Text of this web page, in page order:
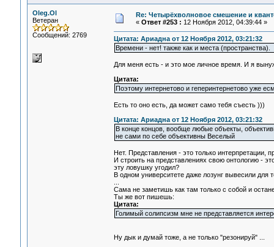
Oleg.Ol
Ветеран
Сообщений: 2769
Re: Четырёхволновое смешение и
« Ответ #253 : 12 Ноября 2012, 04:39:44 »
Цитата: Ариадна от 12 Ноября 2012, 03:21:32
Времени - нет! также как и места (пространства).
Для меня есть - и это мое личное время. И я
Цитата:
Поэтому интернетово и геперинтернетово уже
Есть то оно есть, да может само тебя съесть )))
Цитата: Ариадна от 12 Ноября 2012, 03:21:32
В конце концов, вообще любые объекты,
не сами по себе объективны Веселый
Нет. Представления - это только интерпретации,
И строить на представлениях свою онтологию -
эту ловушку угодил?
В одном университете даже лозунг вывесили для
Сама не заметишь как там только с собой и
Ты же вот пишешь:
Цитата:
Голимый солипсизм мне не представляется
Ну дык и думай тоже, а не только "резонируй" ...